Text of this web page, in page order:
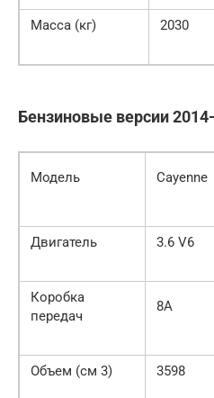
Масса (кг) 2030
Бензиновые версии
Модель Cayenne
Двигатель 3.6 V6
Коробка
передач
8А
Объем (см 3) 3598